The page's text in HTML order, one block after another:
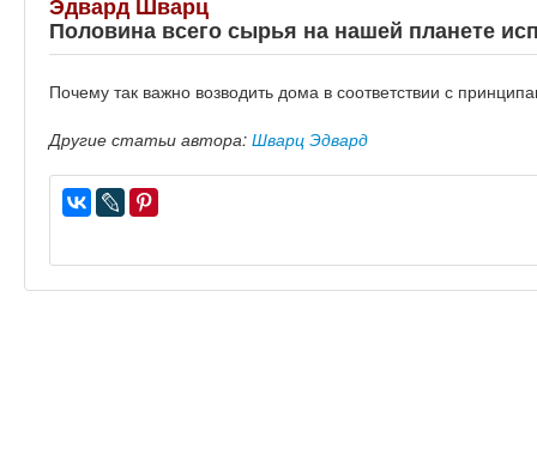
Половина всего сырья на нашей планете
Почему так важно возводить дома в соответствии с
Другие статьи автора: Шварц Эдвард